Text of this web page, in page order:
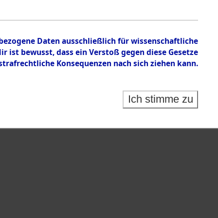
Daten ausschließlich für wissenschaftliche
bewusst, dass ein Verstoß gegen diese Gesetze
Konsequenzen nach sich ziehen kann.
Ich stimme zu